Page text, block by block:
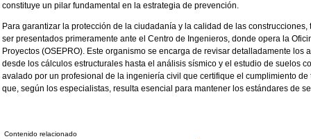
constituye un pilar fundamental en la estrategia de prevención.
Para garantizar la protección de la ciudadanía y la calidad de las
ser presentados primeramente ante el Centro de Ingenieros, donde opera la
Proyectos (OSEPRO). Este organismo se encarga de revisar detalladamente los
desde los cálculos estructurales hasta el análisis sísmico y el estudio de suelos
avalado por un profesional de la ingeniería civil que certifique el cumplimiento
que, según los especialistas, resulta esencial para mantener los estándares de
Contenido relacionado